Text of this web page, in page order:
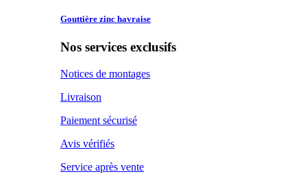
Gouttière zinc havraise
Nos services exclusifs
Notices de montages
Livraison
Paiement sécurisé
Avis vérifiés
Service après vente